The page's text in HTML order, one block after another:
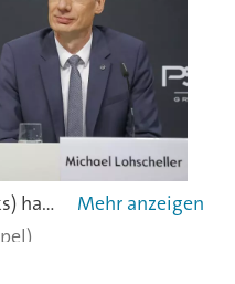
PSA-Chef Carlos Tavares (links) hat sich Opel unter den Nagel gerissen. Rechts: Opel-Chef Michael Lohscheller.